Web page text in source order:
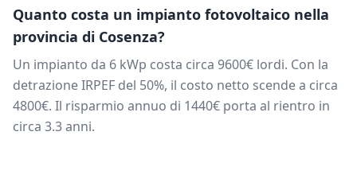
Quanto costa un impianto fotovoltaico nella
provincia di Cosenza?
Un impianto da 6 kWp costa circa 9600€ lordi. Con la
detrazione IRPEF del 50%, il costo netto scende a circa
4800€. Il risparmio annuo di 1440€ porta al rientro in
circa 3.3anni.